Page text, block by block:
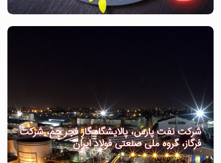
شرکت نفت پارس، پالایشگاه گاز فجر جم، شرکت
فرگاز، گروه ملی صنعتی فولاد ایران